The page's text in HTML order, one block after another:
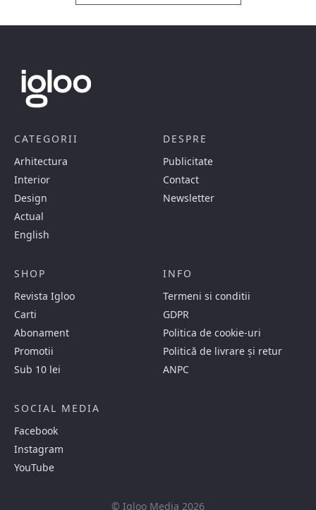
CATEGORII
Arhitectura
Interior
Design
Actual
English
DESPRE
Publicitate
Contact
Newsletter
SHOP
Revista Igloo
Carti
Abonament
Promotii
Sub 10 lei
INFO
Termeni si conditii
GDPR
Politica de cookie-uri
Politică de livrare și retur
ANPC
SOCIAL MEDIA
Facebook
Instagram
YouTube
© Igloo Media 2026